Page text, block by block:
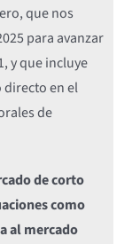
que nos
para avanzar
y que incluye
en el
de
de corto
como
al mercado